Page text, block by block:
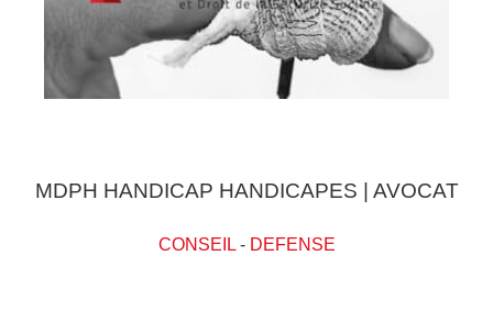
MDPH HANDICAP HANDICAPES | AVOCAT
CONSEIL- DEFENSE